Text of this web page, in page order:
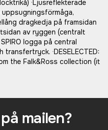
·Ljusreflekterade
uppsugningsförmåga,
dragkedja på framsidan
av ryggen (centralt
logga på central
·DESELECTED:
the Falk&Ross collection (it
mailen?